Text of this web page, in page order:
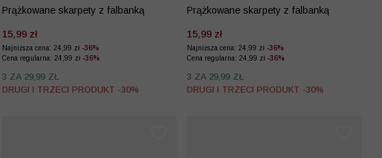
Prążkowane skarpety z falbanką
15,99 zł
Najniższa cena: 24,99 zł -36%
Cena regularna: 24,99 zł -36%
3 ZA 29,99 ZŁ
DRUGI I TRZECI PRODUKT -30%
Prążkowane skarpety z falbanką
15,99 zł
Najniższa cena: 24,99 zł -36%
Cena regularna: 24,99 zł -36%
3 ZA 29,99 ZŁ
DRUGI I TRZECI PRODUKT -30%